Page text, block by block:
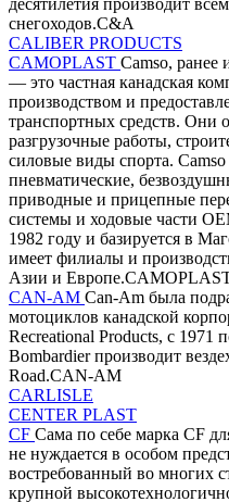
снегоходов.C&A
CALIBER PRODUCTS
CAMOPLAST Camso, ранее
— это частная канадская
производством и
транспортных средств. Они
разгрузочные работы,
силовые виды спорта.
пневматические,
приводные и прицепные
системы и ходовые части
1982 году и базируется в
имеет филиалы и
Азии и
CAN-AM Can-Am была
мотоциклов канадской
Recreational Products, с 1971
Bombardier производит
Road.CAN-AM
CARLISLE
CENTER PLAST
CF Сама по себе марка CF
не нуждается в особом
востребованный во многих
крупной